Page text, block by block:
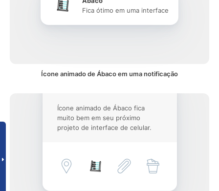
Fica ótimo em uma interface
Ícone animado de Ábaco em uma notificação
Ícone animado de Ábaco fica
muito bem em seu próximo
projeto de interface de celular.